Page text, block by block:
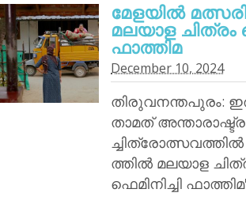
മേളയില്‍
മലയാള ചിത്രം
ഫാത്തിമ
December 10, 2024
തിരുവനന്തപുരം:
താമത്
ത്തില്‍ മലയാള
ഫെമിനിച്ചി